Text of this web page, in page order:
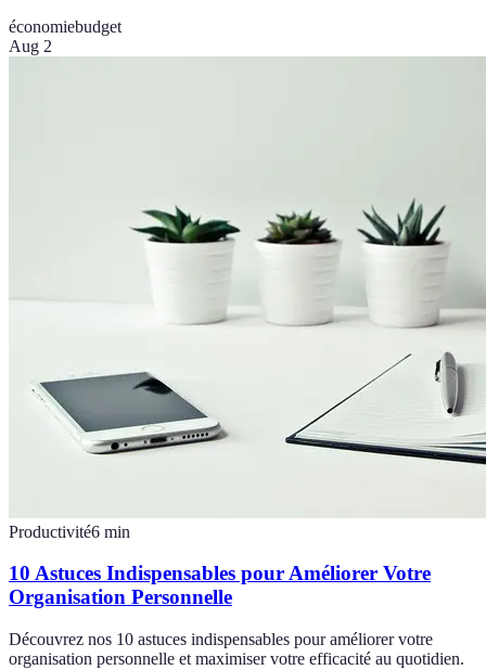
économiebudget
Aug 2
Productivité6 min
10 Astuces Indispensables pour Améliorer Votre
Organisation Personnelle
Découvrez nos 10 astuces indispensables pour améliorer votre
organisation personnelle et maximiser votre efficacité au quotidien.